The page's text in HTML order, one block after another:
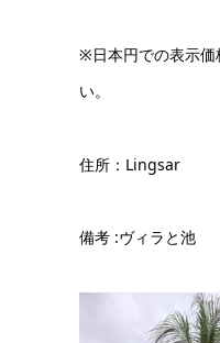
※日本円での表示価
い。
住所：Lingsar
備考 :ヴィラと池